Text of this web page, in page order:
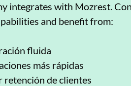
integrates with Mozrest.
and benefit from:
fluida
más rápidas
retención de clientes